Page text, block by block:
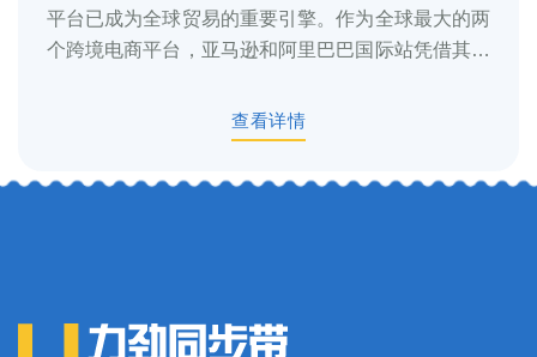
平台已成为全球贸易的重要引擎。作为全球最大的两
个跨境电商平台，亚马逊和阿里巴巴国际站凭借其庞
查看详情